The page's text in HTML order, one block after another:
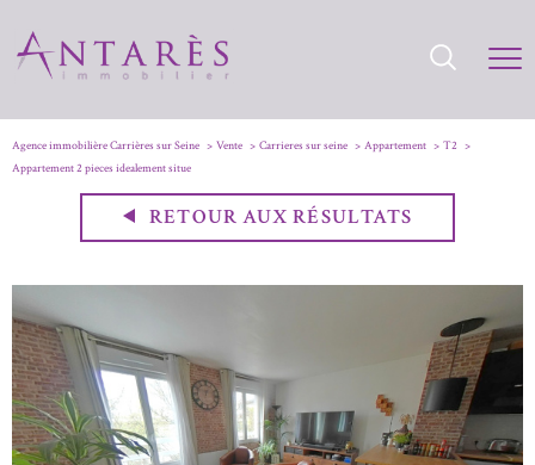
Agence immobilière Carrières sur Seine Vente Carrieres sur seine Appartement
T2
Appartement 2 pieces idealement situe
RETOUR AUX RÉSULTATS